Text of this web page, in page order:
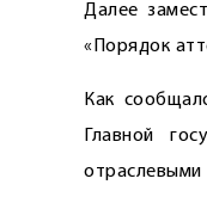
Далее
«Порядок
Как
Главной